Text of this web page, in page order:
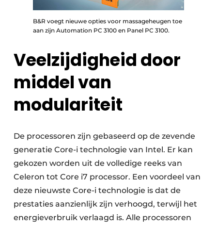
B&R voegt nieuwe opties voor massageheugen toe
aan zijn Automation PC 3100 en Panel PC 3100.
Veelzijdigheid door
middel van
modulariteit
De processoren zijn gebaseerd op de zevende
generatie Core-i technologie van Intel. Er kan
gekozen worden uit de volledige reeks van
Celeron tot Core i7 processor. Een voordeel van
deze nieuwste Core-i technologie is dat de
prestaties aanzienlijk zijn verhoogd, terwijl het
energieverbruik verlaagd is. Alle processoren